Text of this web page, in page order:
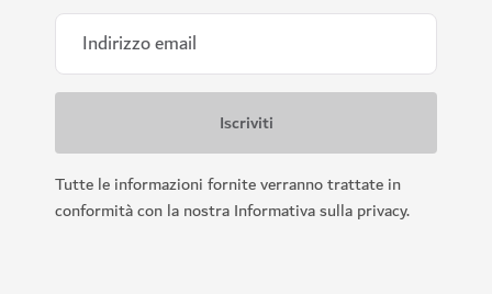
Tutte le informazioni fornite verranno trattate in
conformità con la nostra Informativa sulla privacy.